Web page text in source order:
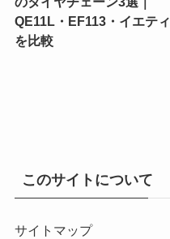
QE11L・EF113・イエティ
を比較
このサイトについて
サイトマップ